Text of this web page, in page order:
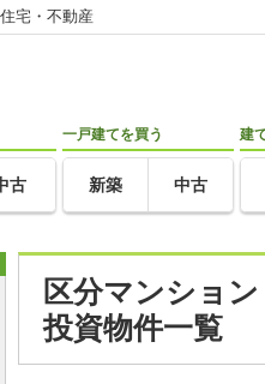
宅・不動産
古
一戸建てを買う
新築 中古
建
区分マンショ
投資物件一覧